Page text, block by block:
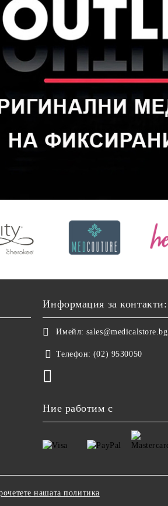
Информация за контакти:
Имейл: sales@medicalstore.bg
Телефон: (02) 9530050
Ние работим с
нашата политика